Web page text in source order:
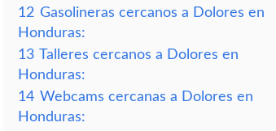
12 Gasolineras cercanos a Dolores en
Honduras:
13 Talleres cercanos a Dolores en
Honduras:
14 Webcams cercanas a Dolores en
Honduras: